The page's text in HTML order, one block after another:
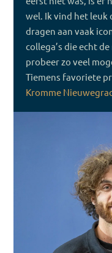
wel. Ik vind het leuk
dragen aan vaak
collega’s die echt
probeer zo veel
Tiemens favoriete
Kromme